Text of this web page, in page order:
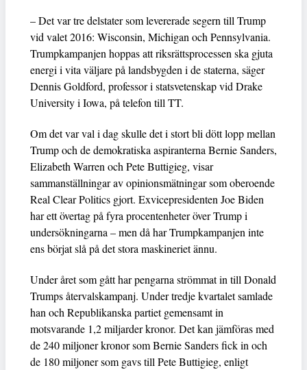
– Det var tre delstater som levererade segern till Trump
vid valet 2016: Wisconsin, Michigan och Pennsylvania.
Trumpkampanjen hoppas att riksrättsprocessen ska gjuta
energi i vita väljare på landsbygden i de staterna, säger
Dennis Goldford, professor i statsvetenskap vid Drake
University i Iowa, på telefon till TT.
Om det var val i dag skulle det i stort bli dött lopp mellan
Trump och de demokratiska aspiranterna Bernie Sanders,
Elizabeth Warren och Pete Buttigieg, visar
sammanställningar av opinionsmätningar som oberoende
Real Clear Politics gjort. Exvicepresidenten Joe Biden
har ett övertag på fyra procentenheter över Trump i
undersökningarna – men då har Trumpkampanjen inte
ens börjat slå på det stora maskineriet ännu.
Under året som gått har pengarna strömmat in till Donald
Trumps återvalskampanj. Under tredje kvartalet samlade
han och Republikanska partiet gemensamt in
motsvarande 1,2 miljarder kronor. Det kan jämföras med
de 240 miljoner kronor som Bernie Sanders fick in och
de 180 miljoner som gavs till Pete Buttigieg, enligt